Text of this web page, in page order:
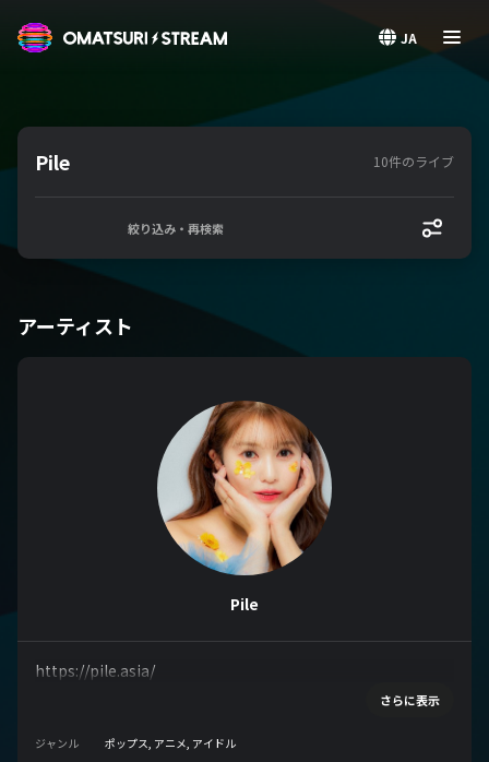
JA
Pile 10件のライブ
絞り込み・再検索
アーティスト
Pile
https://pile.asia/
さらに表示
ジャンル
ポップス, アニメ, アイドル